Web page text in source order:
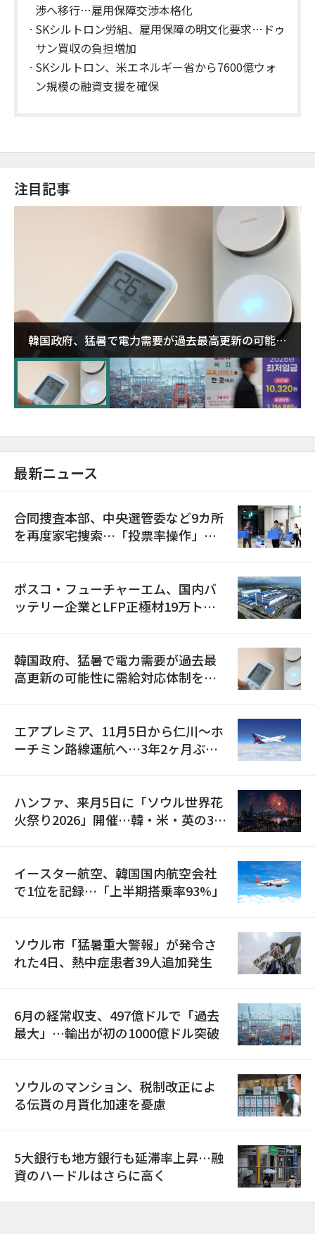
渉へ移行…雇用保障交渉本格化
SKシルトロン労組、雇用保障の明文化要求…ドゥ
サン買収の負担増加
SKシルトロン、米エネルギー省から7600億ウォ
ン規模の融資支援を確保
注目記事
韓国政府、猛暑で電力需要が過去最高更新の可能性
に需給対応体制を点検
最新ニュース
合同捜査本部、中央選管委など9カ所
を再度家宅捜索…「投票率操作」の
ポスコ・フューチャーエム、国内バ
ッテリー企業とLFP正極材19万トン
韓国政府、猛暑で電力需要が過去最
高更新の可能性に需給対応体制を点
エアプレミア、11月5日から仁川〜ホ
ーチミン路線運航へ…3年2ヶ月ぶり
ハンファ、来月5日に「ソウル世界花
火祭り2026」開催…韓・米・英の3カ
イースター航空、韓国国内航空会社
で1位を記録…「上半期搭乗率93%」
ソウル市「猛暑重大警報」が発令さ
れた4日、熱中症患者39人追加発生
6月の経常収支、497億ドルで「過去
最大」…輸出が初の1000億ドル突破
ソウルのマンション、税制改正によ
る伝貰の月貰化加速を憂慮
5大銀行も地方銀行も延滞率上昇…融
資のハードルはさらに高く